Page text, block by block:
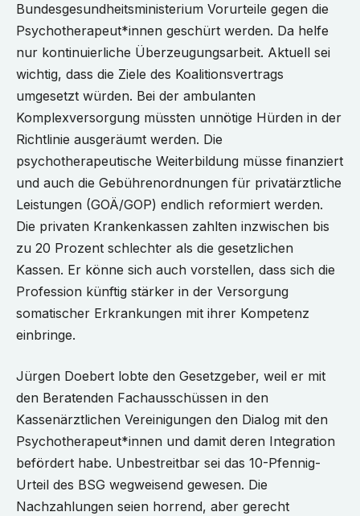
Bundesgesundheitsministerium Vorurteile gegen die
Psychotherapeut*innen geschürt werden. Da helfe
nur kontinuierliche Überzeugungsarbeit. Aktuell sei
wichtig, dass die Ziele des Koalitionsvertrags
umgesetzt würden. Bei der ambulanten
Komplexversorgung müssten unnötige Hürden in der
Richtlinie ausgeräumt werden. Die
psychotherapeutische Weiterbildung müsse finanziert
und auch die Gebührenordnungen für privatärztliche
Leistungen (GOÄ/GOP) endlich reformiert werden.
Die privaten Krankenkassen zahlten inzwischen bis
zu 20 Prozent schlechter als die gesetzlichen
Kassen. Er könne sich auch vorstellen, dass sich die
Profession künftig stärker in der Versorgung
somatischer Erkrankungen mit ihrer Kompetenz
einbringe.
Jürgen Doebert lobte den Gesetzgeber, weil er mit
den Beratenden Fachausschüssen in den
Kassenärztlichen Vereinigungen den Dialog mit den
Psychotherapeut*innen und damit deren Integration
befördert habe. Unbestreitbar sei das 10-Pfennig-
Urteil des BSG wegweisend gewesen. Die
Nachzahlungen seien horrend, aber gerecht